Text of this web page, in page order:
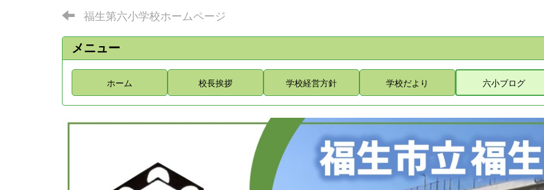
福生第六小学校ホームページ
メニュー
ホーム 校長挨拶 学校経営方針 学校だより 六小ブログ